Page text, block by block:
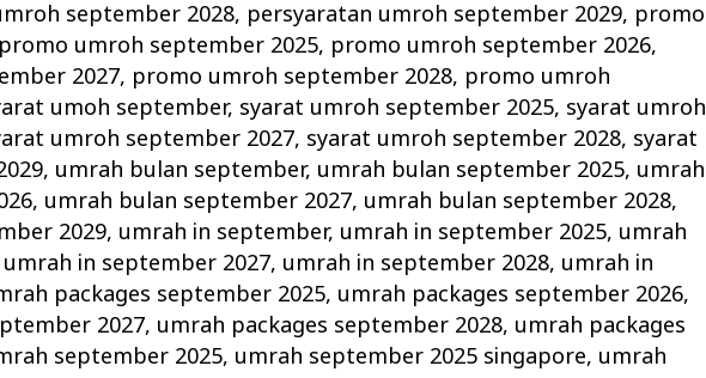
september 2028, persyaratan umroh september 2029, promo
promo umroh september 2025, promo umroh september 2026,
2027, promo umroh september 2028, promo umroh
umoh september, syarat umroh september 2025, syarat umroh
umroh september 2027, syarat umroh september 2028, syarat
, umrah bulan september, umrah bulan september 2025, umrah
, umrah bulan september 2027, umrah bulan september 2028,
2029, umrah in september, umrah in september 2025, umrah
umrah in september 2027, umrah in september 2028, umrah in
packages september 2025, umrah packages september 2026,
2027, umrah packages september 2028, umrah packages
september 2025, umrah september 2025 singapore, umrah